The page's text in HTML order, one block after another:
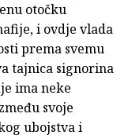
otočku
i ovdje vlada
prema svemu
tajnica signorina
ima neke
svoje
ubojstva i